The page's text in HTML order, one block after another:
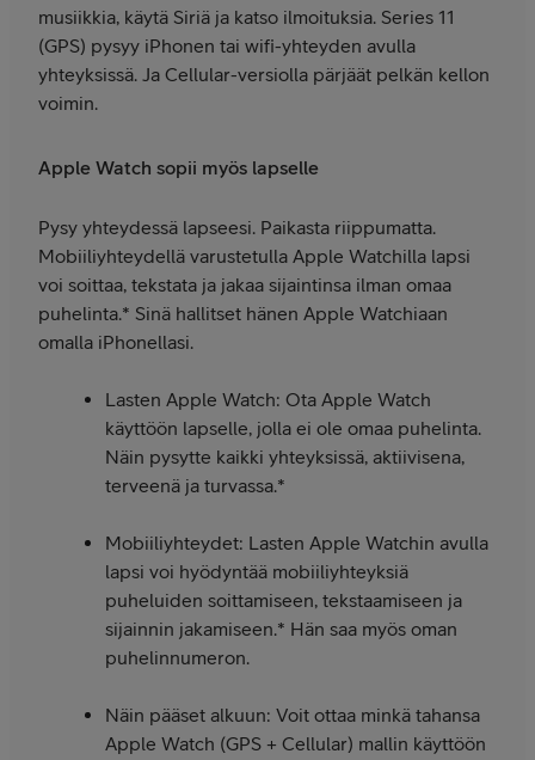
musiikkia, käytä Siriä ja katso ilmoituksia. Series 11
(GPS) pysyy iPhonen tai wifi-yhteyden avulla
yhteyksissä. Ja Cellular-versiolla pärjäät pelkän kellon
voimin.
Apple Watch sopii myös lapselle
Pysy yhteydessä lapseesi. Paikasta riippumatta.
Mobiiliyhteydellä varustetulla Apple Watchilla lapsi
voi soittaa, tekstata ja jakaa sijaintinsa ilman omaa
puhelinta.* Sinä hallitset hänen Apple Watchiaan
omalla iPhonellasi.
Lasten Apple Watch: Ota Apple Watch
käyttöön lapselle, jolla ei ole omaa puhelinta.
Näin pysytte kaikki yhteyksissä, aktiivisena,
terveenä ja turvassa.*
Mobiiliyhteydet: Lasten Apple Watchin avulla
lapsi voi hyödyntää mobiiliyhteyksiä
puheluiden soittamiseen, tekstaamiseen ja
sijainnin jakamiseen.* Hän saa myös oman
puhelinnumeron.
Näin pääset alkuun: Voit ottaa minkä tahansa
Apple Watch (GPS + Cellular) mallin käyttöön